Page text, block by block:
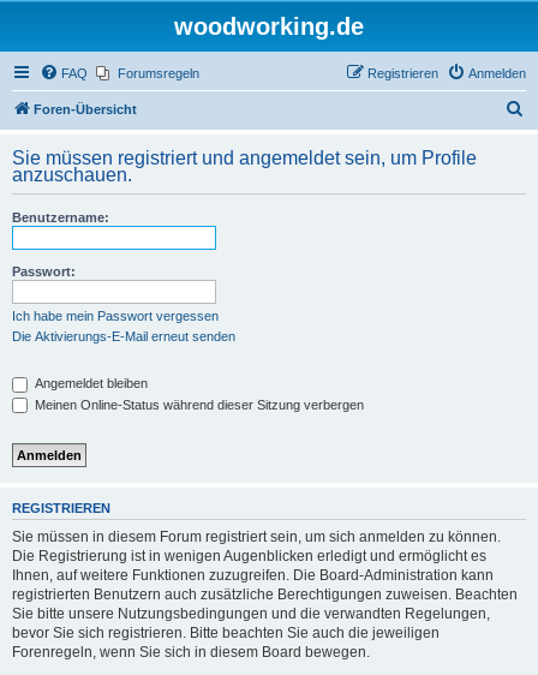
woodworking.de
FAQ Forumsregeln Anmelden
Registrieren
Foren-Übersicht
h
Sie müssen registriert und angemeldet sein, um Profile
anzuschauen.
Benutzername:
Passwort:
Ich habe mein Passwort vergessen
Die Aktivierungs-E-Mail erneut senden
Angemeldet bleiben
Meinen Online-Status während dieser Sitzung verbergen
REGISTRIEREN
Sie müssen in diesem Forum registriert sein, um sich anmelden zu können.
Die Registrierung ist in wenigen Augenblicken erledigt und ermöglicht es
Ihnen, auf weitere Funktionen zuzugreifen. Die Board-Administration kann
registrierten Benutzern auch zusätzliche Berechtigungen zuweisen. Beachten
Sie bitte unsere Nutzungsbedingungen und die verwandten Regelungen,
bevor Sie sich registrieren. Bitte beachten Sie auch die jeweiligen
Forenregeln, wenn Sie sich in diesem Board bewegen.